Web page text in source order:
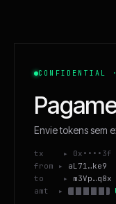
CONFIDENTIAL
Envie tokens sem
tx ▸ 0x••••3f
from ▸
aL71…ke9
to ▸
m3Vp…q8x
amt ▸